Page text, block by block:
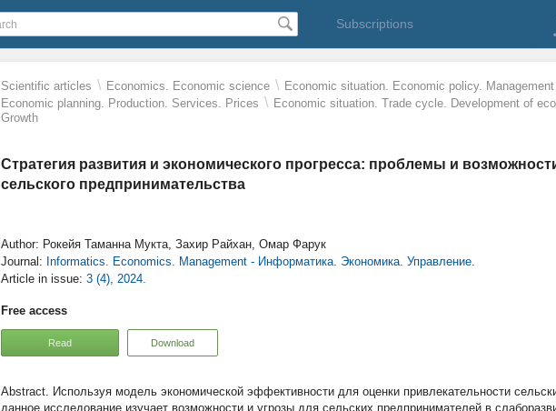
Subscriptions
Scientific articles \ Economics. Economic science \ Economic situation. Economic policy.
Economic planning. Production. Services. Prices \ Economic situation. Trade cycle. Development of
Growth
Стратегия развития и экономического прогресса: проблемы и
сельского предпринимательства
Author: Рокейя Таманна Мукта, Захир Райхан, Омар Фарук
Journal: Informatics. Economics. Management - Информатика. Экономика. Управление.
Article in issue: 3 (4), 2024.
Free access
Read Download
Используя модель экономической эффективности для оценки привлекательности
данное исследование изучает возможности и угрозы для сельских предпринимателей в